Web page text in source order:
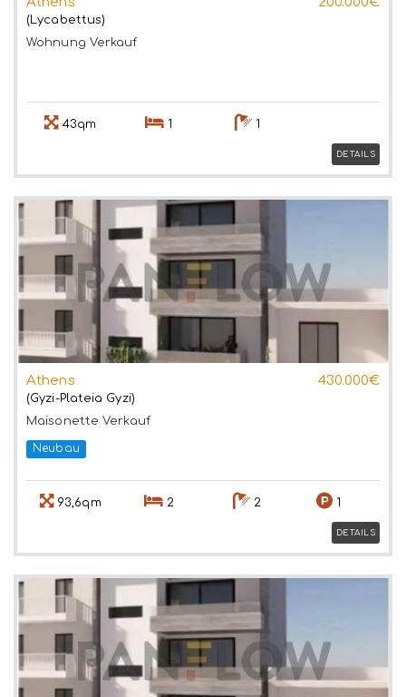
(Lycabettus)
Wohnung Verkauf
43qm 1 1
DETAILS
Athens 430.000€
(Gyzi-Plateia Gyzi)
Maisonette Verkauf
Neubau
93,6qm 2 2 1
DETAILS